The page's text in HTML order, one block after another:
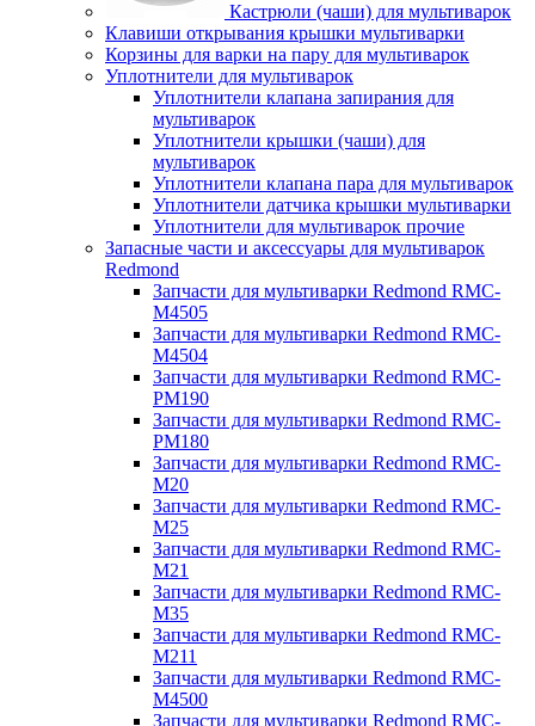
Кастрюли (чаши) для мультиварок
Клавиши открывания крышки мультиварки
Корзины для варки на пару для мультиварок
Уплотнители для мультиварок
Уплотнители клапана запирания для
мультиварок
Уплотнители крышки (чаши) для
мультиварок
Уплотнители клапана пара для мультиварок
Уплотнители датчика крышки мультиварки
Уплотнители для мультиварок прочие
Запасные части и аксессуары для мультиварок
Redmond
Запчасти для мультиварки Redmond RMC-
M4505
Запчасти для мультиварки Redmond RMC-
M4504
Запчасти для мультиварки Redmond RMC-
PM190
Запчасти для мультиварки Redmond RMC-
PM180
Запчасти для мультиварки Redmond RMC-
M20
Запчасти для мультиварки Redmond RMC-
M25
Запчасти для мультиварки Redmond RMC-
M21
Запчасти для мультиварки Redmond RMC-
M35
Запчасти для мультиварки Redmond RMC-
M211
Запчасти для мультиварки Redmond RMC-
M4500
Запчасти для мультиварки Redmond RMC-